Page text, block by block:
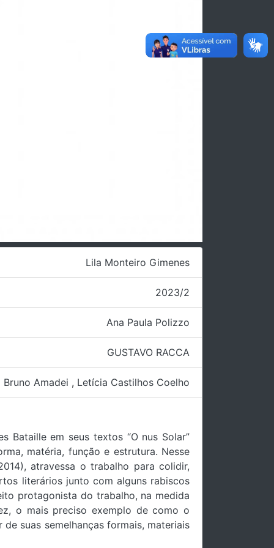
Lila Monteiro Gimenes
2023/2
Ana Paula Polizzo
GUSTAVO RACCA
Bruno Amadei , Letícia Castilhos Coelho
em seus textos “O nus Solar”
matéria, função e estrutura. Nesse
atravessa o trabalho para colidir,
literários junto com alguns rabiscos
protagonista do trabalho, na medida
o mais preciso exemplo de como o
suas semelhanças formais, materiais